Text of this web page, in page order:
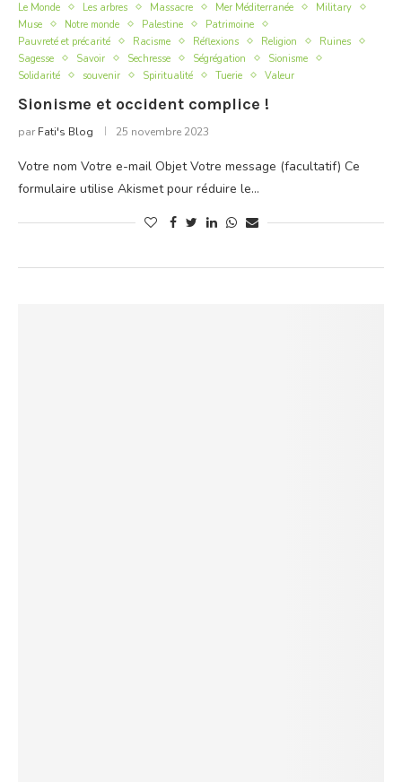
Le Monde
Les arbres Massacre Mer Méditerranée
Military
Muse
Notre monde Palestine
Patrimoine
Pauvreté et précarité
Racisme Réflexions Religion
Ruines
Sagesse
Savoir Sechresse Ségrégation
Sionisme
Solidarité
souvenir Spiritualité Tuerie Valeur
Sionisme et occident complice !
par Fati's Blog 25 novembre 2023
Votre nom Votre e-mail Objet Votre message (facultatif) Ce
formulaire utilise Akismet pour réduire le…